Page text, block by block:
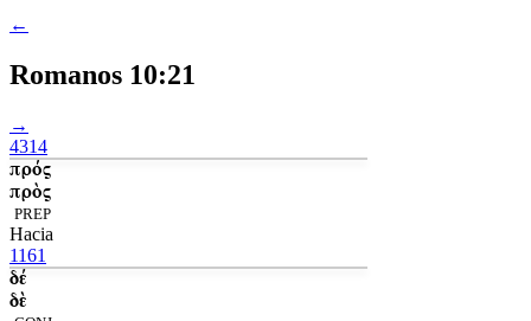
←
Romanos 10:21
→
4314
πρός
πρὸς
PREP
Hacia
1161
δέ
δὲ